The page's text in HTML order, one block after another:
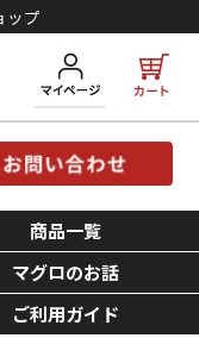
ップ
商品一覧
マグロのお話
ご利用ガイド